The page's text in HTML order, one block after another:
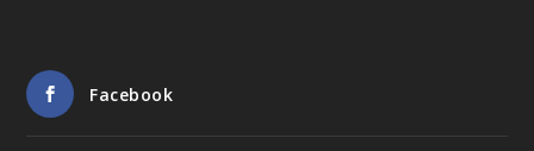
Facebook